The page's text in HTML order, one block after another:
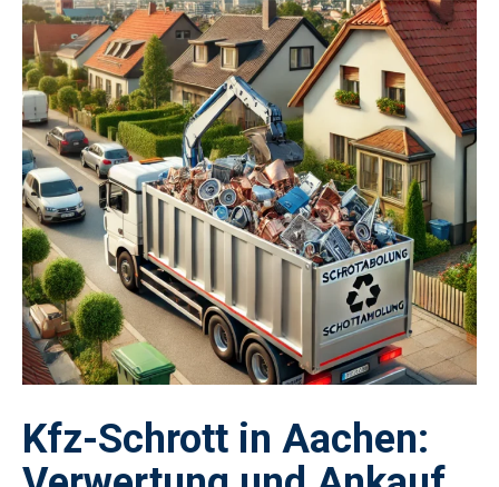
Kfz-Schrott in Aachen: